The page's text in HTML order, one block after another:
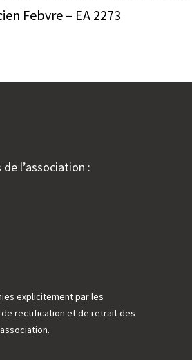
Febvre – EA 2273
l’association :
explicitement par les
de rectification et de retrait des